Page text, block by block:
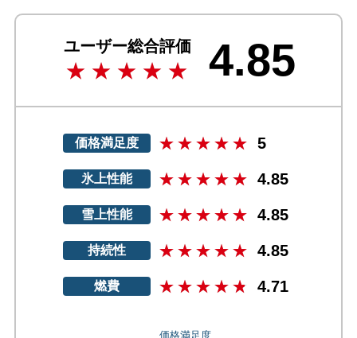
ユーザー総合評価 4.85
価格満足度 5
氷上性能 4.85
雪上性能 4.85
持続性 4.85
燃費 4.71